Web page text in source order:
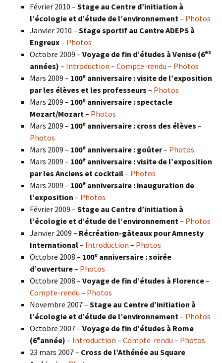
Février 2010 – Stage au Centre d’initiation à
l’écologie et d’étude de l’environnement – Photos
Janvier 2010 – Stage sportif au Centre ADEPS à
Engreux– Photos
Octobre 2009 – Voyage de fin d’études à Venise (6es
années) – Introduction – Compte-rendu – Photos
Mars 2009 – 100e anniversaire : visite de l’exposition
par les élèves et les professeurs – Photos
Mars 2009 – 100e anniversaire : spectacle
Mozart/Mozart – Photos
Mars 2009 – 100e anniversaire : cross des élèves –
Photos
Mars 2009 – 100e anniversaire : goûter– Photos
Mars 2009 – 100e anniversaire : visite de l’exposition
par les Anciens et cocktail– Photos
Mars 2009 – 100e anniversaire : inauguration de
l’exposition – Photos
Février 2009 – Stage au Centre d’initiation à
l’écologie et d’étude de l’environnement – Photos
Janvier 2009 – Récréation-gâteaux pour Amnesty
International– Introduction – Photos
Octobre 2008 – 100e anniversaire : soirée
d’ouverture– Photos
Octobre 2008 – Voyage de fin d’études à Florence–
Compte-rendu – Photos
Novembre 2007 – Stage au Centre d’initiation à
l’écologie et d’étude de l’environnement – Photos
Octobre 2007 – Voyage de fin d’études à Rome
(6eannée) – Introduction – Compte-rendu – Photos
23 mars 2007 – Cross de l’Athénée au Square